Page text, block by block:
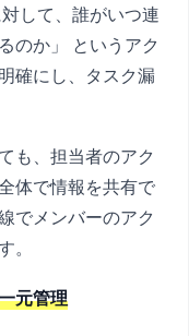
して、誰がいつ連
のか」 というアク
確にし、タスク漏
も、担当者のアク
体で情報を共有で
でメンバーのアク
。
元管理